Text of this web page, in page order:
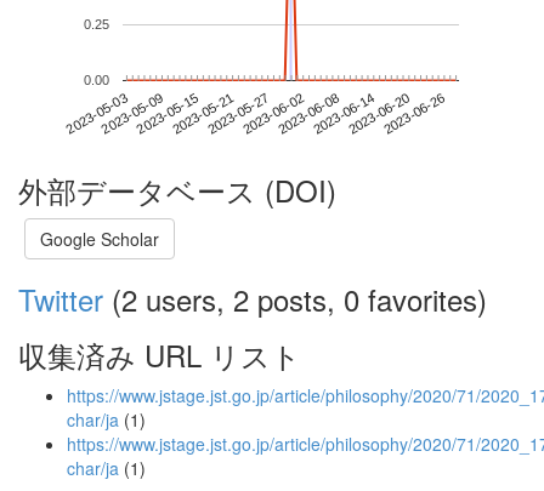
2023-05-032023-05-092023-05-152023-05-212023-05-272023-06-022023-06-082023-06-142023-06-202023-06-26
0.00
0.25
外部データベース (DOI)
Google Scholar
Twitter (2 users, 2 posts, 0 favorites)
収集済み URL リスト
https://www.jstage.jst.go.jp/article/philosophy/2020/71/
char/ja (1)
https://www.jstage.jst.go.jp/article/philosophy/2020/71/
char/ja (1)